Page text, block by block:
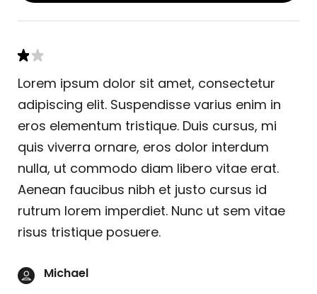
Lorem ipsum dolor sit amet, consectetur
adipiscing elit. Suspendisse varius enim in
eros elementum tristique. Duis cursus, mi
quis viverra ornare, eros dolor interdum
nulla, ut commodo diam libero vitae erat.
Aenean faucibus nibh et justo cursus id
rutrum lorem imperdiet. Nunc ut sem vitae
risus tristique posuere.
Michael